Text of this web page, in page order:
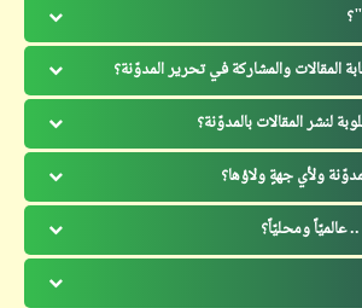
والمشاركة في تحرير المدوّنة؟
لنشر المقالات بالمدوّنة؟
ولأي جهةٍ ولاؤها؟
ومحليّاً؟